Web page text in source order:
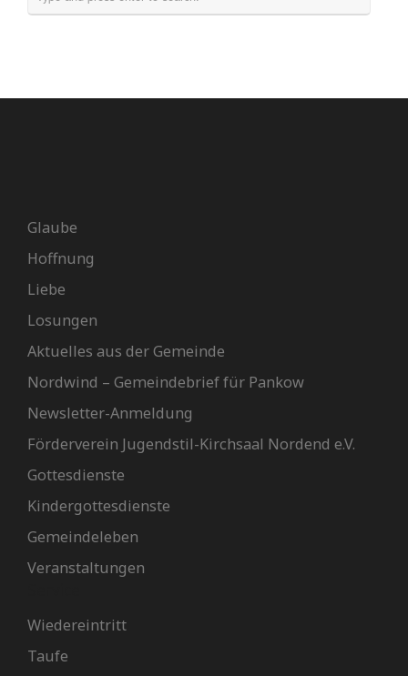
Glaube
Hoffnung
Liebe
Losungen
Aktuelles aus der Gemeinde
Nordwind – Gemeindebrief für Pankow
Newsletter-Anmeldung
Förderverein Jugendstil-Kirchsaal Nordend e.V.
Gottesdienste
Kindergottesdienste
Gemeindeleben
Veranstaltungen
Wiedereintritt
Taufe